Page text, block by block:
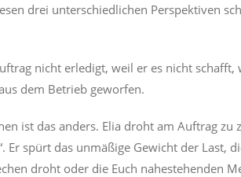
drei unterschiedlichen Perspektiven
nicht erledigt, weil er es nicht
dem Betrieb geworfen.
ist das anders. Elia droht am Auftrag zu
Er spürt das unmäßige Gewicht der Last,
droht oder die Euch nahestehenden